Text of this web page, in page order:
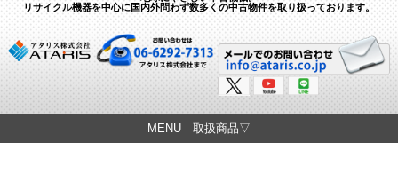
リサイクル機器を中心に国内外問わず数多くの中古物件を取り扱っております。
MENU 取扱商品▽